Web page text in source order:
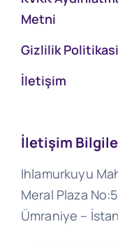
Metni
Gizlilik Politikasi
İletişim
İletişim
Ihlamurkuyu
Meral Plaza
Ümraniye –